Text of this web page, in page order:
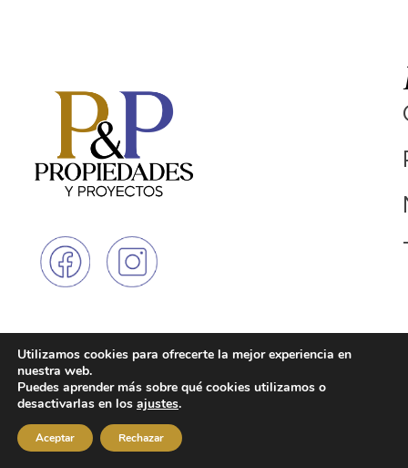
315730703
1
© Copyright 2025 - Propiedades y
reservados
Medellin: 00126 SGM, resolución
181 del 17 de marzo de 2004
Utilizamos cookies para ofrecerte la mejor experiencia en
nuestra web.
Puedes aprender más sobre qué cookies utilizamos o
desactivarlas en los ajustes.
Aceptar Rechazar